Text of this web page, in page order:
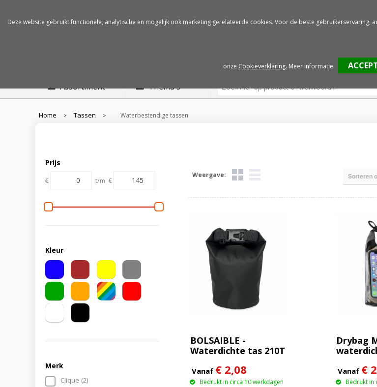
Assortiment Thema's
Home > Tassen > Waterbestendige tassen
Prijs
€ t/m €
Kleur
Merk
Clique (2)
Weergave:
BOLSAIBLE -
Waterdichte tas 210T
Vanaf € 2,08
Bedrukt in circa 10 werkdagen
Drybag
Vanaf €
Bedrukt in
Deze website gebruikt functionele, analytische en mogelijk ook marketing gerelateerde cookies. Voor de beste
onze Cookieverklaring. Meer informatie.